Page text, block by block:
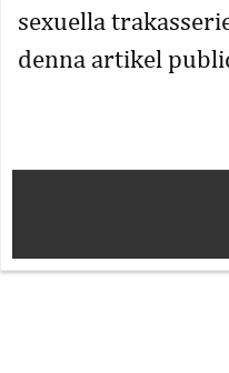
sexuella
denna artikel